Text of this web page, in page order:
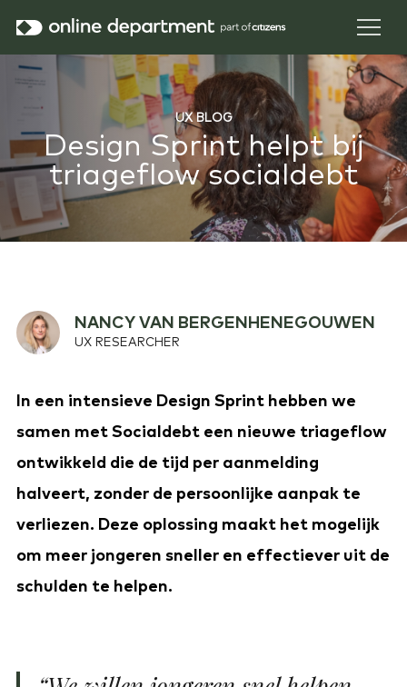
UX BLOG
Design Sprint helpt bij
triageflow socialdebt
NANCY VAN BERGENHENEGOUWEN
UX RESEARCHER
In een intensieve Design Sprint hebben we
samen met Socialdebt een nieuwe triageflow
ontwikkeld die de tijd per aanmelding
halveert, zonder de persoonlijke aanpak te
verliezen. Deze oplossing maakt het mogelijk
om meer jongeren sneller en effectiever uit de
schulden te helpen.